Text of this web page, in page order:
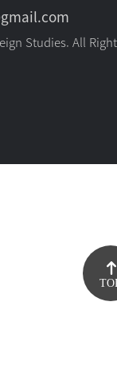
Studies. All